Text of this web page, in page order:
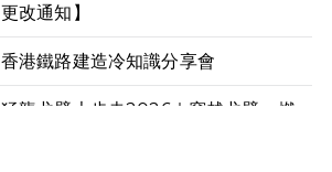
更改通知】
香港鐵路建造冷知識分享會
猛龍戈壁大步走2026｜穿越戈壁．燃